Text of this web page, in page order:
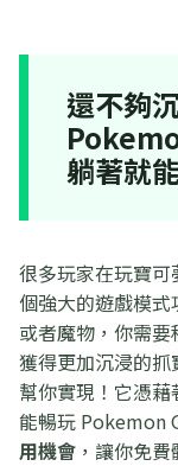
還不夠
躺著就
很多玩家在玩寶
個強大的遊戲模
或者魔物，你需
獲得更加沉浸的抓
幫你實現！它憑
能暢玩 Pokemon
用機會 ，讓你免